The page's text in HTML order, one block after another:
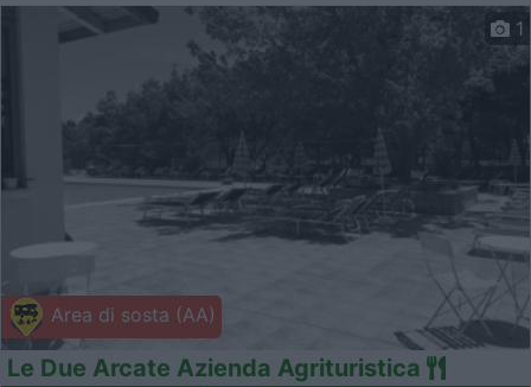
Area di sosta (AA)
1
Le Due Arcate Azienda Agrituristica